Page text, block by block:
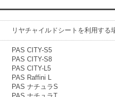
リヤチャイルドシートを利用する
PAS CITY-S5
PAS CITY-S8
PAS CITY-L5
PAS Raffini L
PAS ナチュラS